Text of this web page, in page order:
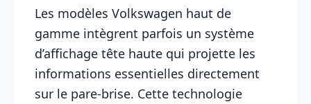
Les modèles Volkswagen haut de
gamme intègrent parfois un système
d’affichage tête haute qui projette les
informations essentielles directement
sur le pare-brise. Cette technologie